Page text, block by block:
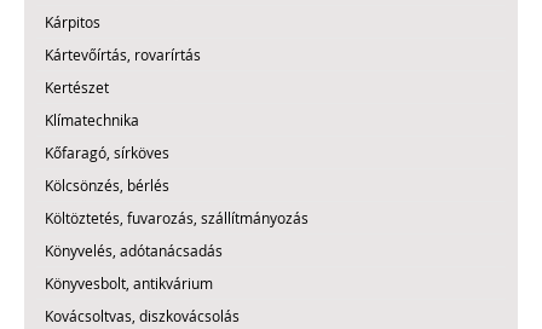
Kárpitos
Kártevőírtás, rovarírtás
Kertészet
Klímatechnika
Kőfaragó, sírköves
Kölcsönzés, bérlés
Költöztetés, fuvarozás, szállítmányozás
Könyvelés, adótanácsadás
Könyvesbolt, antikvárium
Kovácsoltvas, diszkovácsolás